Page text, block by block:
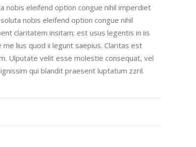
nobis eleifend option congue nihil imperdiet
nobis eleifend option congue nihil
claritatem insitam; est usus legentis in iis
lius quod ii legunt saepius. Claritas est
Ulputate velit esse molestie consequat, vel
qui blandit praesent luptatum zzril.